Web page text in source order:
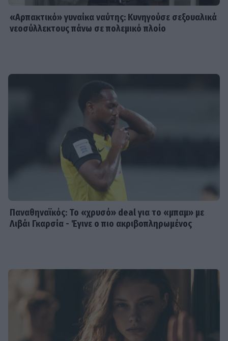
«Αρπακτικό» γυναίκα ναύτης: Κυνηγούσε σεξουαλικά
νεοσύλλεκτους πάνω σε πολεμικό πλοίο
Παναθηναϊκός: Το «χρυσό» deal για το «μπαμ» με
Λιβάι Γκαρσία - Έγινε ο πιο ακριβοπληρωμένος